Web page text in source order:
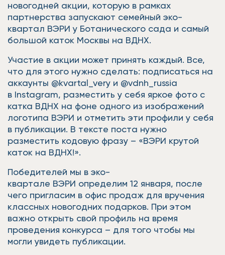
новогодней акции, которую в рамках
партнерства запускают семейный эко-
квартал ВЭРИ у Ботанического сада и самый
большой каток Москвы на ВДНХ.
Участие в акции может принять каждый. Все,
что для этого нужно сделать: подписаться на
аккаунты @kvartal_very и @vdnh_russia
в Instagram, разместить у себя яркое фото с
катка ВДНХ на фоне одного из изображений
логотипа ВЭРИ и отметить эти профили у себя
в публикации. В тексте поста нужно
разместить кодовую фразу – «ВЭРИ крутой
каток на ВДНХ!».
Победителей мы в эко-
квартале ВЭРИ определим 12 января, после
чего пригласим в офис продаж для вручения
классных новогодних подарков. При этом
важно открыть свой профиль на время
проведения конкурса – для того чтобы мы
могли увидеть публикации.